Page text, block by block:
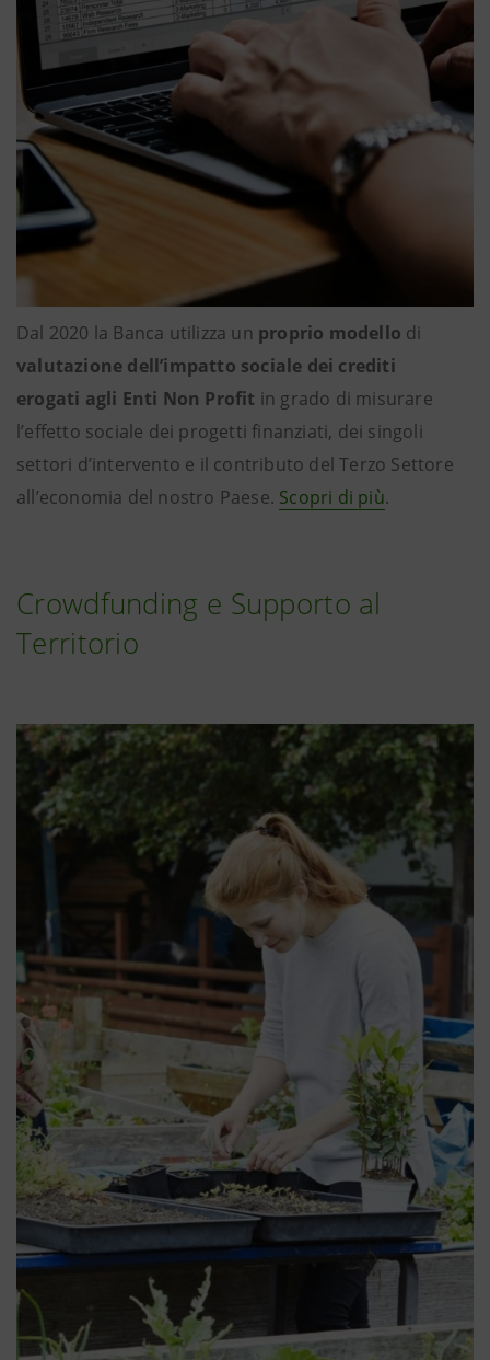
Dal 2020 la Banca utilizza un proprio modello di
valutazione dell’impatto sociale dei crediti
erogati agli Enti Non Profit in grado di misurare
l’effetto sociale dei progetti finanziati, dei singoli
settori d’intervento e il contributo del Terzo Settore
all’economia del nostro Paese. Scopri di più.
Crowdfunding e Supporto al
Territorio